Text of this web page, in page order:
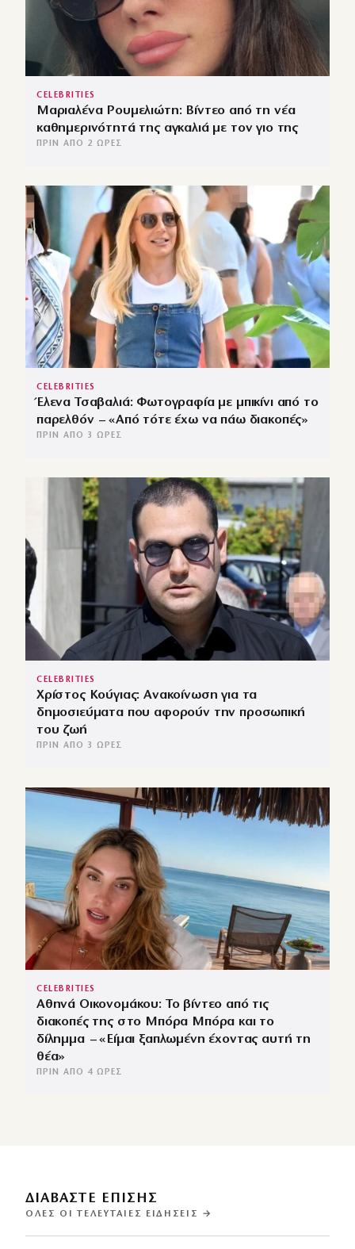
CELEBRITIES
Μαριαλένα Ρουμελιώτη: Βίντεο από τη νέα
καθημερινότητά της αγκαλιά με τον γιο της
ΠΡΙΝ ΑΠΌ 2 ΏΡΕΣ
CELEBRITIES
Έλενα Τσαβαλιά: Φωτογραφία με μπικίνι από το
παρελθόν – «Από τότε έχω να πάω διακοπές»
ΠΡΙΝ ΑΠΌ 3 ΏΡΕΣ
CELEBRITIES
Χρίστος Κούγιας: Ανακοίνωση για τα
δημοσιεύματα που αφορούν την προσωπική
του ζωή
ΠΡΙΝ ΑΠΌ 3 ΏΡΕΣ
CELEBRITIES
Αθηνά Οικονομάκου: Το βίντεο από τις
διακοπές της στο Μπόρα Μπόρα και το
δίλημμα – «Είμαι ξαπλωμένη έχοντας αυτή τη
θέα»
ΠΡΙΝ ΑΠΌ 4 ΏΡΕΣ
ΔΙΑΒΑΣΤΕ ΕΠΙΣΗΣ
ΌΛΕΣ ΟΙ ΤΕΛΕΥΤΑΊΕΣ ΕΙΔΉΣΕΙΣ →